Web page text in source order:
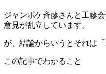
ジャンポケ斉藤さんと工藤
意見が乱立しています。
が、結論からいうとそれは
この記事でわかること